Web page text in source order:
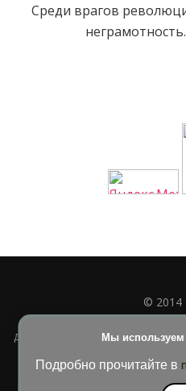
Среди врагов
Мы
Подробно прочитайте в
© 2014
Полное или частичное
допускается только при
Blossom Diva | Разработана